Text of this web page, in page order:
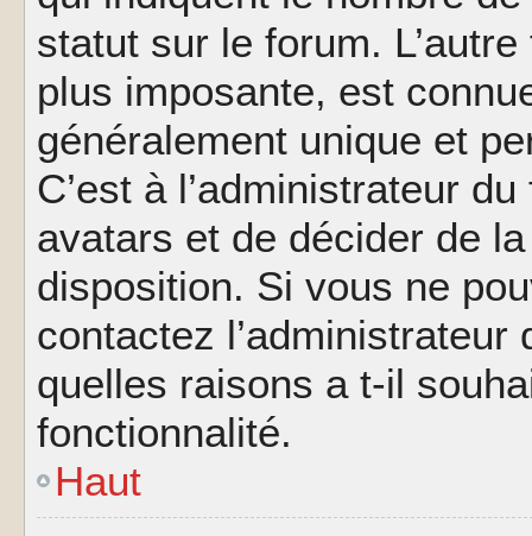
statut sur le forum.
plus imposante, est
généralement unique et
C’est à l’administrateur
avatars et de décider de
disposition. Si vous ne
contactez
quelles raisons a t-il
fonctionnalité.
Haut